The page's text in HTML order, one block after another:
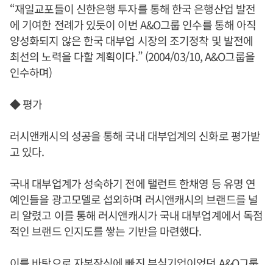
“재일교포들이 신한은행 투자를 통해 한국 은행산업 발전
에 기여한 전례가 있듯이 이번 A&O그룹 인수를 통해 아직
양성화되지 않은 한국 대부업 시장의 조기정착 및 발전에
최선의 노력을 다할 계획이다.” (2004/03/10, A&O그룹을
인수하며)
◆ 평가
러시앤캐시의 성공을 통해 국내 대부업계의 신화로 평가받
고 있다.
국내 대부업계가 성숙하기 전에 탤런트 한채영 등 유명 연
예인들을 광고모델로 섭외하며 러시앤캐시의 브랜드를 널
리 알렸고 이를 통해 러시앤캐시가 국내 대부업계에서 독점
적인 브랜드 인지도를 쌓는 기반을 마련했다.